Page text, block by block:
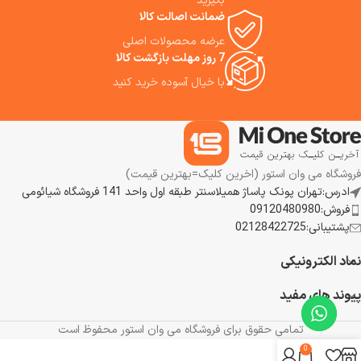
گوشی نزدیک به گیره‌های هولدر می
شود، دسته هولدر به صورت خودکار
باز می شود.
ضمانت اصالت کالا
عرضه محصولات اصلی
7 روز مهلت بازگشت کالا
با خیال آسوده خرید کنید
فروشگاه می وان استور (اخرین کلیک=بهترین قیمت)
ادرس:تهران پونک پاساژ همیلاسنتر طبقه اول واحد 141 فروشگاه شیائومی
فروش:09120480980
پشتیبانی:02128422725
نماد الکترونیکی
پیوند های مفید
تمامی حقوق برای فروشگاه می وان استور محفوظ است
0